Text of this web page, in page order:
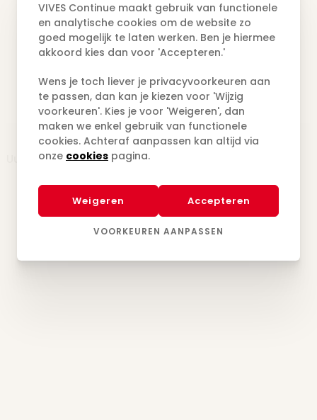
Uurrooster onderhevig aan wijzigingen
Tijdstip
14u00 - 17u00
Lokaal
Kleuterlab
Docent
VIVES Continue maakt gebruik van functionele
en analytische cookies om de website zo
goed mogelijk te laten werken. Ben je hiermee
akkoord kies dan voor 'Accepteren.'
Wens je toch liever je privacyvoorkeuren aan
te passen, dan kan je kiezen voor 'Wijzig
voorkeuren'. Kies je voor 'Weigeren', dan
maken we enkel gebruik van functionele
cookies. Achteraf aanpassen kan altijd via
onze cookies pagina.
Weigeren Accepteren
VOORKEUREN AANPASSEN